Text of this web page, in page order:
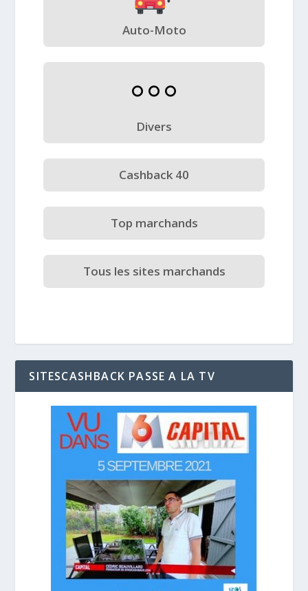
Auto-Moto
Divers
Cashback 40
Top marchands
Tous les sites marchands
SITESCASHBACK PASSE A LA TV